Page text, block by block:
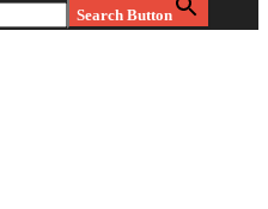
Search Button